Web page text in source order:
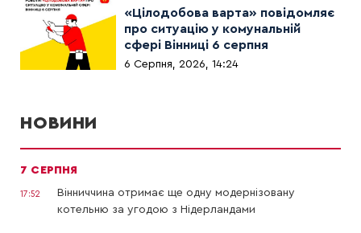
«Цілодобова варта» повідомляє
про ситуацію у комунальній
сфері Вінниці 6 серпня
6 Серпня, 2026, 14:24
НОВИНИ
7 СЕРПНЯ
17:52
Вінниччина отримає ще одну модернізовану
котельню за угодою з Нідерландами